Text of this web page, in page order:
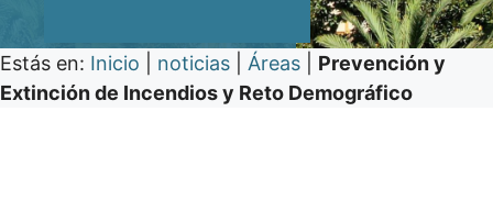
Estás en: Inicio noticias Áreas
Prevención y
Extinción de Incendios y Reto Demográfico